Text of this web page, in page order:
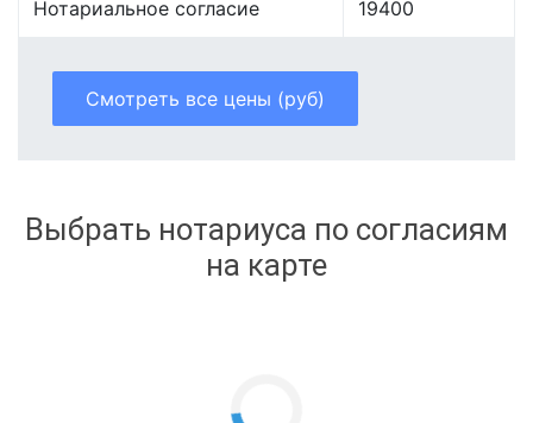
Нотариальное согласие 19400
Смотреть все цены (руб)
Выбрать нотариуса по согласиям
на карте